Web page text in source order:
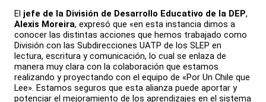
El jefe de la División de Desarrollo Educativo de la DEP,
Alexis Moreira, expresó que «en esta instancia dimos a
conocer las distintas acciones que hemos trabajado como
División con las Subdirecciones UATP de los SLEP en
lectura, escritura y comunicación, lo cual se enlaza de
manera muy clara con la colaboración que estamos
realizando y proyectando con el equipo de «Por Un Chile que
Lee». Estamos seguros que esta alianza puede aportar y
potenciar el mejoramiento de los aprendizajes en el sistema